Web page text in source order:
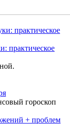
практическое
гороскоп